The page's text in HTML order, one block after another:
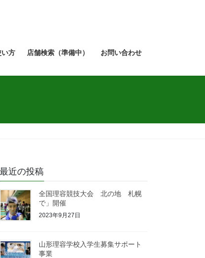
い方 店舗検索（準備中） お問い合わせ
最近の投稿
全国理容競技大会 北の地 札幌
で」開催
2023年9月27日
山形理容学校入学生募集サポート
事業